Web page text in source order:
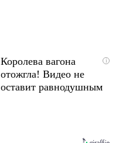
i
Королева вагона
отожгла! Видео не
оставит равнодушным